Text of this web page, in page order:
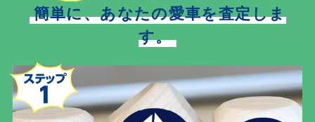
簡単に、あなたの愛車を査定しま
す。